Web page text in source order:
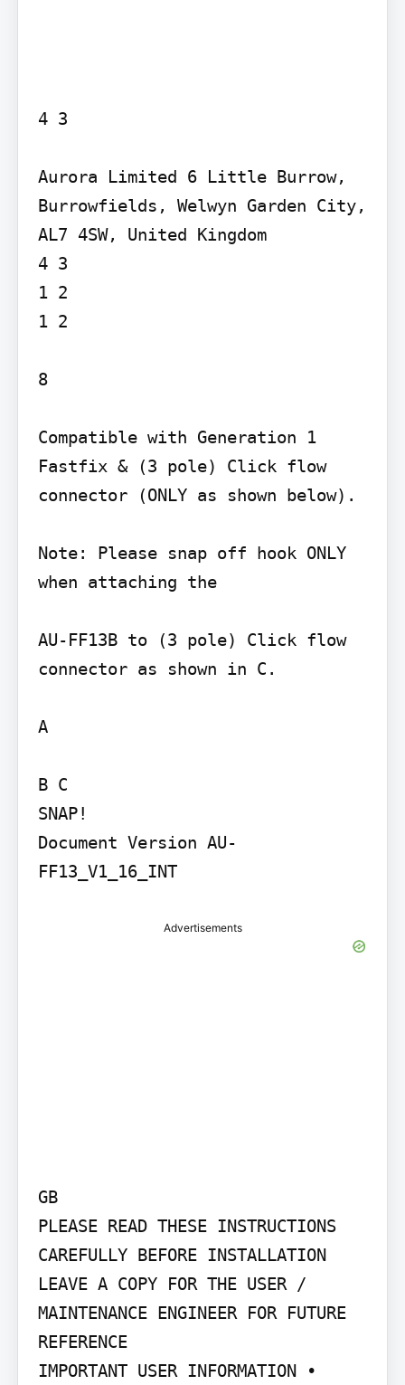
4 3
Aurora Limited 6 Little Burrow,
Burrowfields, Welwyn Garden City,
AL7 4SW, United Kingdom
4 3
1 2
1 2
8
Compatible with Generation 1
Fastfix & (3 pole) Click flow
connector (ONLY as shown below).
Note: Please snap off hook ONLY
when attaching the
AU-FF13B to (3 pole) Click flow
connector as shown in C.
A
B C
SNAP!
Document Version AU-
FF13_V1_16_INT
Advertisements
GB
PLEASE READ THESE INSTRUCTIONS
CAREFULLY BEFORE INSTALLATION
LEAVE A COPY FOR THE USER /
MAINTENANCE ENGINEER FOR FUTURE
REFERENCE
IMPORTANT USER INFORMATION •